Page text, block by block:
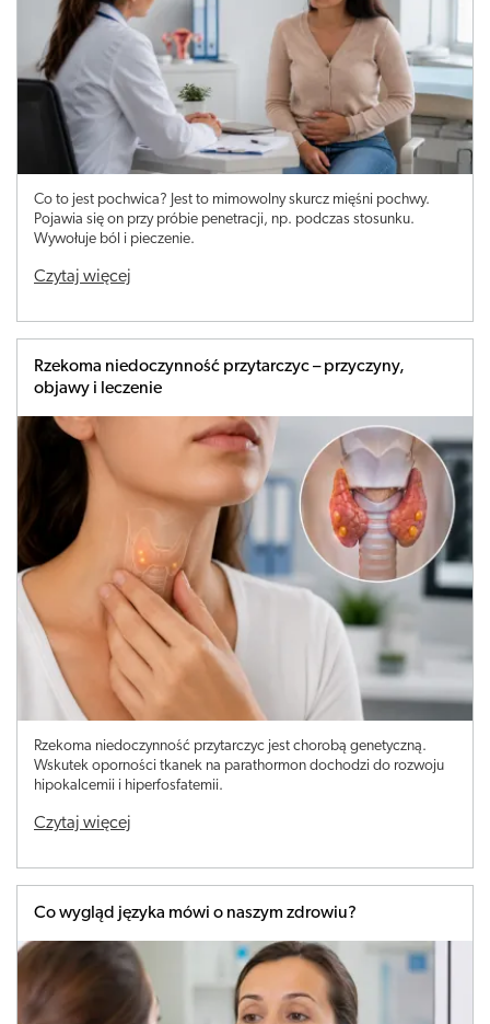
Co to jest pochwica? Jest to mimowolny skurcz mięśni pochwy.
Pojawia się on przy próbie penetracji, np. podczas stosunku.
Wywołuje ból i pieczenie.
Czytaj więcej
Rzekoma niedoczynność przytarczyc – przyczyny,
objawy i leczenie
Rzekoma niedoczynność przytarczyc jest chorobą genetyczną.
Wskutek oporności tkanek na parathormon dochodzi do rozwoju
hipokalcemii i hiperfosfatemii.
Czytaj więcej
Co wygląd języka mówi o naszym zdrowiu?